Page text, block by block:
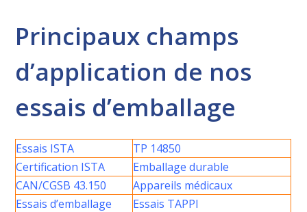
Principaux champs
d’application de nos
essais d’emballage
Essais ISTA
TP 14850
Certification ISTA
Emballage durable
CAN/CGSB 43.150
Appareils médicaux
Essais d’emballage
Essais TAPPI